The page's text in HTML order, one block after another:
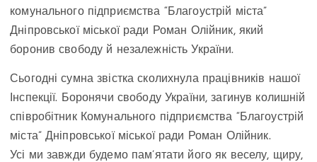
комунального підприємства “Благоустрій міста”
Дніпровської міської ради Роман Олійник, який
боронив свободу й незалежність України.
Сьогодні сумна звістка сколихнула працівників нашої
Інспекції. Боронячи свободу України, загинув колишній
співробітник Комунального підприємства “Благоустрій
міста” Дніпровської міської ради Роман Олійник.
Усі ми завжди будемо пам’ятати його як веселу, щиру,